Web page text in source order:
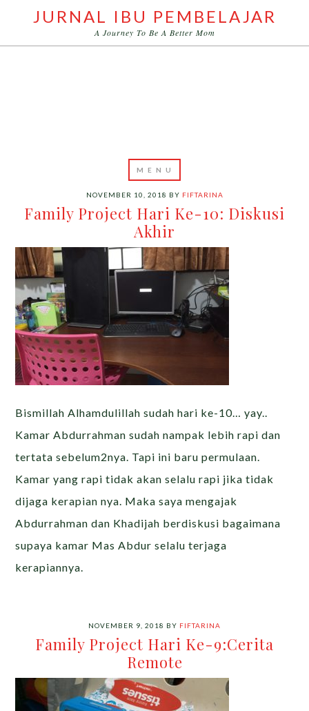
JURNAL IBU PEMBELAJAR
A Journey To Be A Better Mom
NOVEMBER 10, 2018 BY FIFTARINA
Family Project Hari Ke-10: Diskusi
Akhir
Bismillah Alhamdulillah sudah hari ke-10… yay..
Kamar Abdurrahman sudah nampak lebih rapi dan
tertata sebelum2nya. Tapi ini baru permulaan.
Kamar yang rapi tidak akan selalu rapi jika tidak
dijaga kerapian nya. Maka saya mengajak
Abdurrahman dan Khadijah berdiskusi bagaimana
supaya kamar Mas Abdur selalu terjaga
kerapiannya.
NOVEMBER 9, 2018 BY FIFTARINA
Family Project Hari Ke-9:Cerita
Remote